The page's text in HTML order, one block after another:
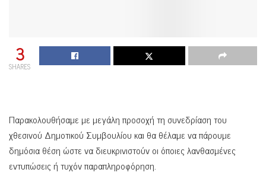
3
SHARES
Παρακολουθήσαμε με μεγάλη προσοχή τη συνεδρίαση του
χθεσινού Δημοτικού Συμβουλίου και θα θέλαμε να πάρουμε
δημόσια θέση ώστε να διευκρινιστούν οι όποιες λανθασμένες
εντυπώσεις ή τυχόν παραπληροφόρηση.